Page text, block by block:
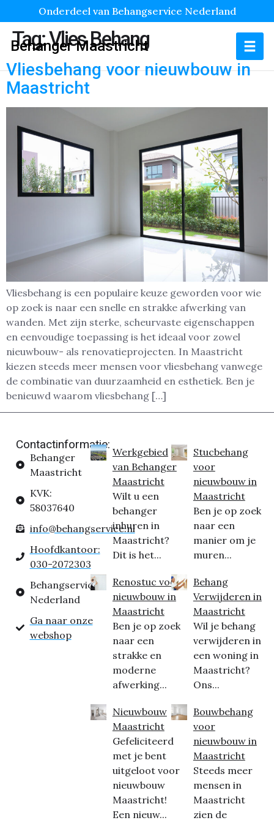
Onderdeel van Behangservice Nederland
Behanger Maastricht
Tag:Vlies Behang
Vliesbehang voor nieuwbouw in
Maastricht
Vliesbehang is een populaire keuze geworden voor wie
op zoek is naar een snelle en strakke afwerking van
wanden. Met zijn sterke, scheurvaste eigenschappen
en eenvoudige toepassing is het ideaal voor zowel
nieuwbouw- als renovatieprojecten. In Maastricht
kiezen steeds meer mensen voor vliesbehang vanwege
de combinatie van duurzaamheid en esthetiek. Ben je
benieuwd waarom vliesbehang […]
Contactinformatie:
Behanger
Maastricht
KVK:
58037640
info@behangservice.nl
Hoofdkantoor:
030-2072303
Behangservice
Nederland
Ga naar onze
webshop
Werkgebied
van Behanger
Maastricht
Wilt u een
behanger
inhuren in
Maastricht?
Dit is het...
Renostuc voor
nieuwbouw in
Maastricht
Ben je op zoek
naar een
strakke en
moderne
afwerking...
Nieuwbouw
Maastricht
Gefeliciteerd
met je bent
uitgeloot voor
nieuwbouw
Maastricht!
Een nieuw...
Stucbehang
voor
nieuwbouw in
Maastricht
Ben je op zoek
naar een
manier om je
muren...
Behang
Verwijderen in
Maastricht
Wil je behang
verwijderen in
een woning in
Maastricht?
Ons...
Bouwbehang
voor
nieuwbouw in
Maastricht
Steeds meer
mensen in
Maastricht
zien de